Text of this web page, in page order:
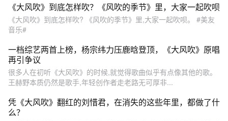
《大风吹》到底怎样吹？《风吹的季节》里，大家一起吹呗
《大风吹》到底怎样吹? 《风吹的季节》里,大家一起吹呗。 #美友
音乐#
一档综艺两首上榜，杨宗纬力压鹿晗登顶，《大风吹》原唱
再引争议
很多人在初听《大风吹》的时候,就觉得歌曲似乎有点像其他的歌。
王赫野本质仍然是歌手,年轻创作者走老路无可厚非...
凭《大风吹》翻红的刘惜君，在消失的这些年里，都做了什
么？